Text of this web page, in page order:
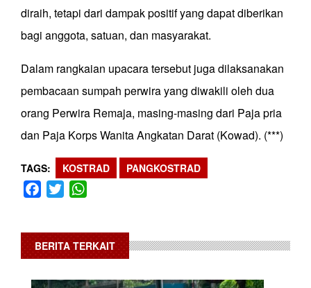
diraih, tetapi dari dampak positif yang dapat diberikan
bagi anggota, satuan, dan masyarakat.
Dalam rangkaian upacara tersebut juga dilaksanakan
pembacaan sumpah perwira yang diwakili oleh dua
orang Perwira Remaja, masing-masing dari Paja pria
dan Paja Korps Wanita Angkatan Darat (Kowad). (***)
TAGS KOSTRAD PANGKOSTRAD
Facebook
Twitter
BERITA TERKAIT